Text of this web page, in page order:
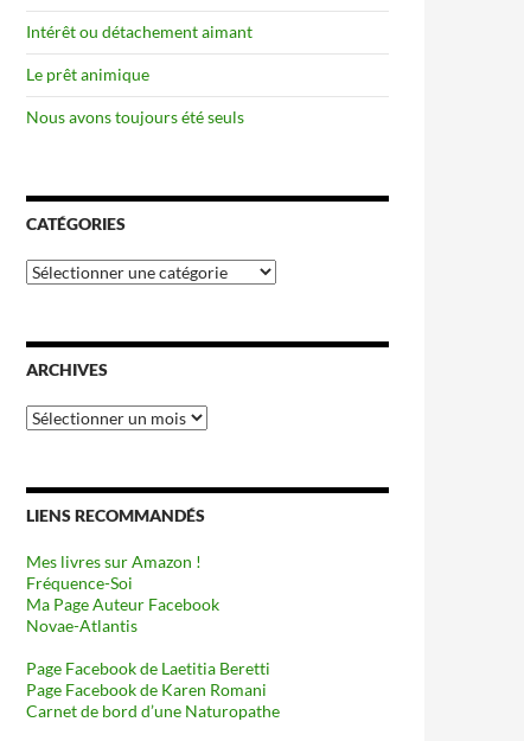
Intérêt ou détachement aimant
Le prêt animique
Nous avons toujours été seuls
CATÉGORIES
Catégories
ARCHIVES
Archives
LIENS RECOMMANDÉS
Mes livres sur Amazon !
Fréquence-Soi
Ma Page Auteur Facebook
Novae-Atlantis
Page Facebook de Laetitia Beretti
Page Facebook de Karen Romani
Carnet de bord d’une Naturopathe